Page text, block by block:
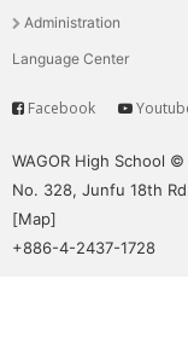
單Administration
Language Center
Service
Facebook
WAGOR High School
No. 328, Junfu 18th
[Map]
+886-4-2437-1728